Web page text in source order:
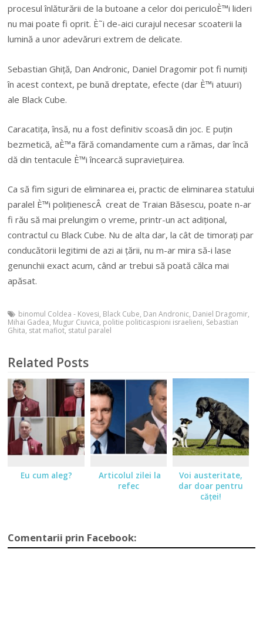
procesul înlăturării de la butoane a celor doi periculoÈ™i lideri
nu mai poate fi oprit. È˜i de-aici curajul necesar scoaterii la
lumină a unor adevăruri extrem de delicate.
Sebastian Ghiță, Dan Andronic, Daniel Dragomir pot fi numiți
în acest context, pe bună dreptate, efecte (dar È™i atuuri)
ale Black Cube.
Caracatița, însă, nu a fost definitiv scoasă din joc. E puțin
bezmetică, aÈ™a fără comandamente cum a rămas, dar încă
dă din tentacule È™i încearcă supraviețuirea.
Ca să fim siguri de eliminarea ei, practic de eliminarea statului
paralel È™i polițienescÂ creat de Traian Băsescu, poate n-ar
fi rău să mai prelungim o vreme, printr-un act adițional,
contractul cu Black Cube. Nu de alta dar, la cât de timorați par
conducătorii legitimi de azi ai țării, nu m-ar mira să-i lase
genunchii exact acum, când ar trebui să poată călca mai
apăsat.
binomul Coldea - Kovesi, Black Cube, Dan Andronic, Daniel Dragomir,
Mihai Gadea, Mugur Ciuvica, politie politicaspioni israelieni, Sebastian
Ghita, stat mafiot, statul paralel
Related Posts
Eu cum aleg?
Articolul zilei la
refec
Voi austeritate,
dar doar pentru
căţei!
Comentarii prin Facebook: